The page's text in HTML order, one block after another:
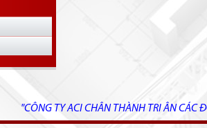
"CÔNG TY ACI CHÂN THÀNH TRI ÂN